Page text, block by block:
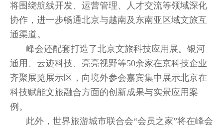
将围绕航线开发、运营管理、人才交流等领域深化
协作，进一步畅通北京与越南及东南亚区域文旅互
通渠道。
峰会还配套打造了北京文旅科技应用展。银河
通用、云迹科技、亮亮视野等50余家在京科技企业
齐聚展览展示区，向境外参会嘉宾集中展示北京在
科技赋能文旅融合方面的创新成果与实景应用案
例。
此外，世界旅游城市联合会“会员之家”将在峰会